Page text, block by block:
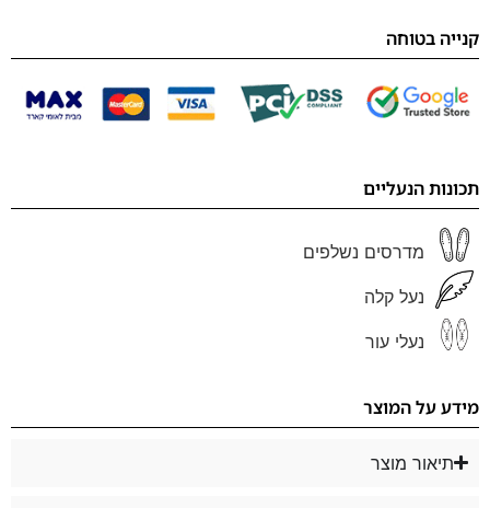
קנייה בטוחה
תכונות הנעליים
מדרסים נשלפים
נעל קלה
נעלי עור
מידע על המוצר
תיאור מוצר